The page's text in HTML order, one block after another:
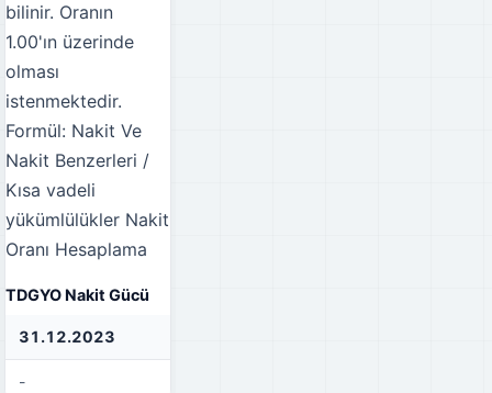
bilinir. Oranın
1.00'ın üzerinde
olması
istenmektedir.
Formül: Nakit Ve
Nakit Benzerleri /
Kısa vadeli
yükümlülükler Nakit
Oranı Hesaplama
TDGYO Nakit Gücü
31.12.2023
-